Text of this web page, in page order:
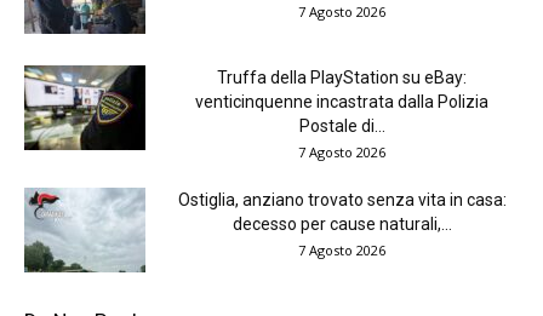
7 Agosto 2026
Truffa della PlayStation su eBay:
venticinquenne incastrata dalla Polizia
Postale di...
7 Agosto 2026
Ostiglia, anziano trovato senza vita in casa:
decesso per cause naturali,...
7 Agosto 2026